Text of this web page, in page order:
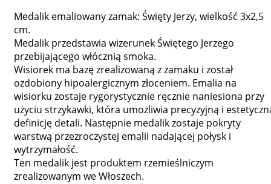
Medalik emaliowany zamak: Święty Jerzy, wielkość 3x2,5
cm.
Medalik przedstawia wizerunek Świętego Jerzego
przebijającego włócznią smoka.
Wisiorek ma bazę zrealizowaną z zamaku i został
ozdobiony hipoalergicznym złoceniem. Emalia na
wisiorku zostaje rygorystycznie ręcznie naniesiona przy
użyciu strzykawki, która umożliwia precyzyjną i
definicję detali. Następnie medalik zostaje pokryty
warstwą przezroczystej emalii nadającej połysk i
wytrzymałość.
Ten medalik jest produktem rzemieślniczym
zrealizowanym we Włoszech.